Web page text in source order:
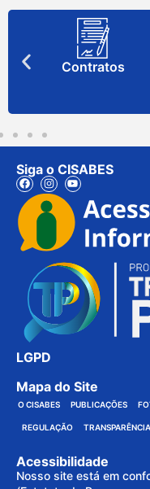
Contratos
Siga o CISABES
LGPD
Mapa do Site
O CISABES PUBLICAÇÕES
REGULAÇÃO TRANSPARÊNCIA
Acessibilidade
Nosso site está em